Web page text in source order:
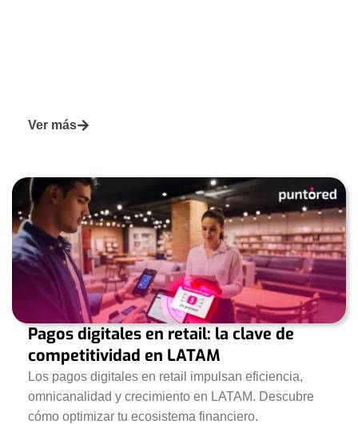
Ver más
Pagos digitales en retail: la clave de
competitividad en LATAM
Los pagos digitales en retail impulsan eficiencia,
omnicanalidad y crecimiento en LATAM. Descubre
cómo optimizar tu ecosistema financiero.